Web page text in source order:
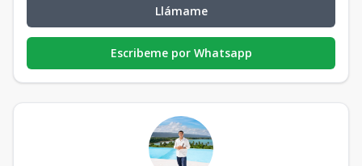
Llámame
Escribeme por Whatsapp